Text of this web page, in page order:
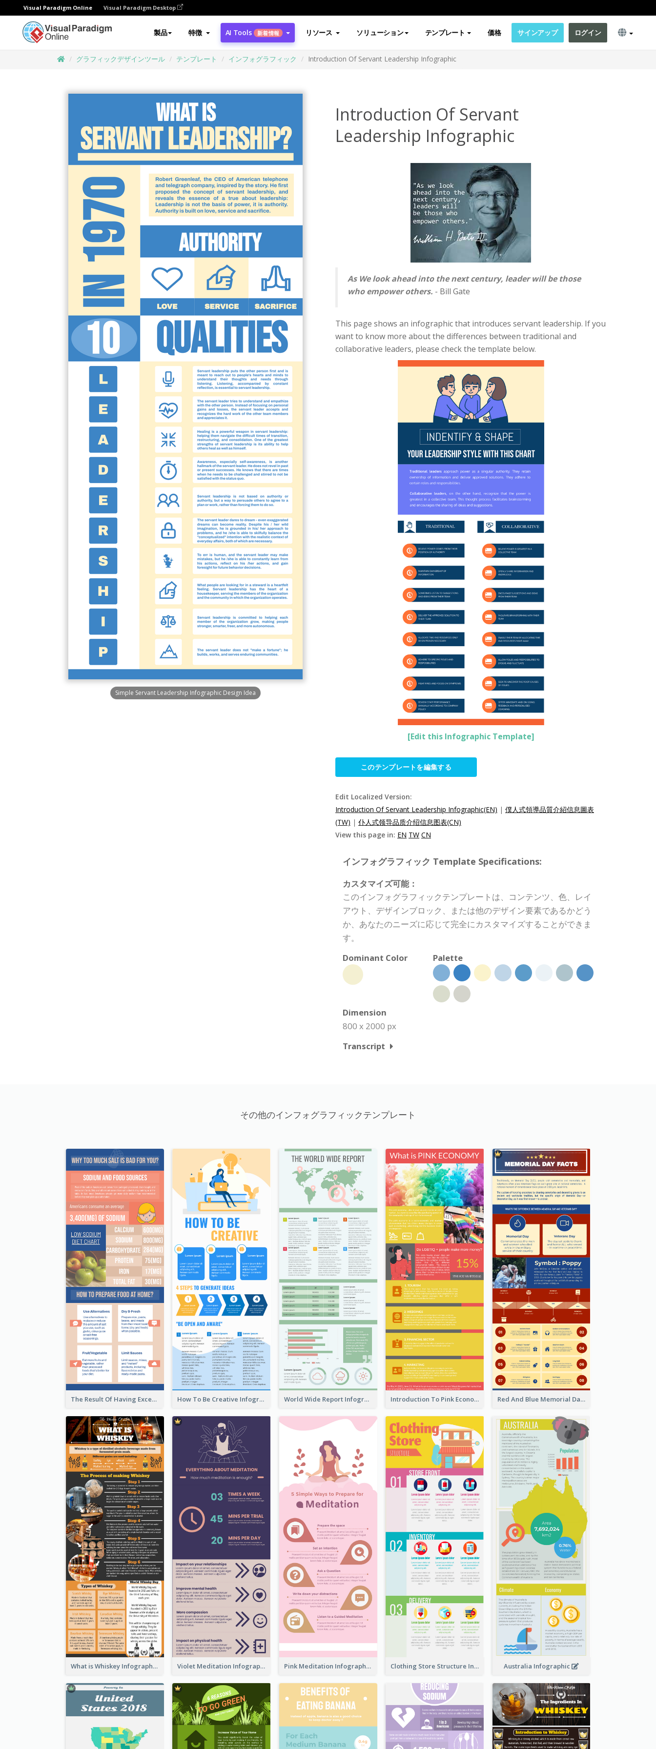
Visual Paradigm Online Visual Paradigm Desktop
製品 特徴 AI Tools 新着情報 リソース ソリューション テンプレート 価格 サインアップ ログイン
グラフィックデザインツール テンプレート インフォグラフィック Introduction Of Servant Leadership Infographic
Simple Servant Leadership Infographic Design Idea
Introduction Of Servant
Leadership Infographic
As We look ahead into the next century, leader will be those
who empower others. - Bill Gate
This page shows an infographic that introduces servant leadership. If you
want to know more about the differences between traditional and
collaborative leaders, please check the template below.
[Edit this Infographic Template]
このテンプレートを編集する
Edit Localized Version:
Introduction Of Servant Leadership Infographic(EN) | 僕人式領導品質介紹信息圖表
(TW) | 仆人式领导品质介绍信息图表(CN)
View this page in: EN TW CN
インフォグラフィック Template Specifications:
カスタマイズ可能：
このインフォグラフィックテンプレートは、コンテンツ、色、レイ
アウト、デザインブロック、または他のデザイン要素であるかどう
か、あなたのニーズに応じて完全にカスタマイズすることができま
す。
Dominant Color
Palette
Dimension
800 x 2000 px
Transcript
その他のインフォグラフィックテンプレート
The Result Of Having Excessive Salt Infographic Design How To Be Creative Infographic World Wide Report Infographic Introduction To Pink Economy Infographic Red And Blue Memorial Day Fasts Infographic Design
What is Whiskey Infographic Violet Meditation Infographic Pink Meditation Infographic Clothing Store Structure Infographic Australia Infographic